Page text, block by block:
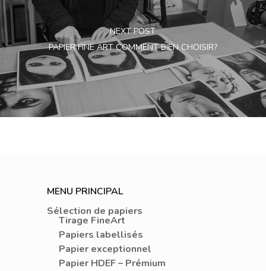
NEXT POST
PAPIER FINE ART COMMENT BIEN CHOISIR?
MENU PRINCIPAL
Sélection de papiers
Tirage FineArt
Papiers labellisés
Papier exceptionnel
Papier HDEF – Prémium